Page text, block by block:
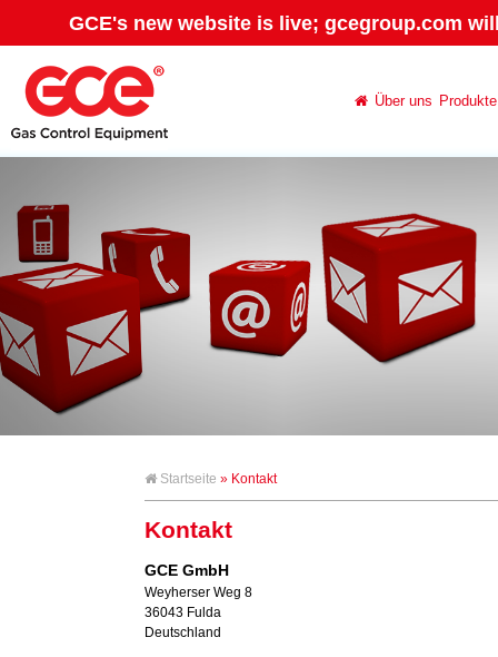
GCE's new website is live; gcegroup.com
Über uns Produkte
Startseite » Kontakt
Kontakt
GCE GmbH
Weyherser Weg 8
36043 Fulda
Deutschland